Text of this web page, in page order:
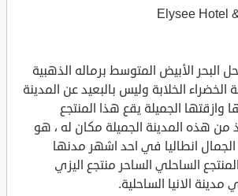
Elysee Hotel
الأبيض المتوسط برماله الذهبية
الخضراء الخلابة وليس بالبعيد عن المدينة
وازقتها الجميلة يقع هذا المنتجع
هذه المدينة الجميلة مكان له ، هو
الجمال انطاليا في احد اشهر مدنها
المنتجع الساحلي الساحر منتجع اليزي
الانيا الساحلية.